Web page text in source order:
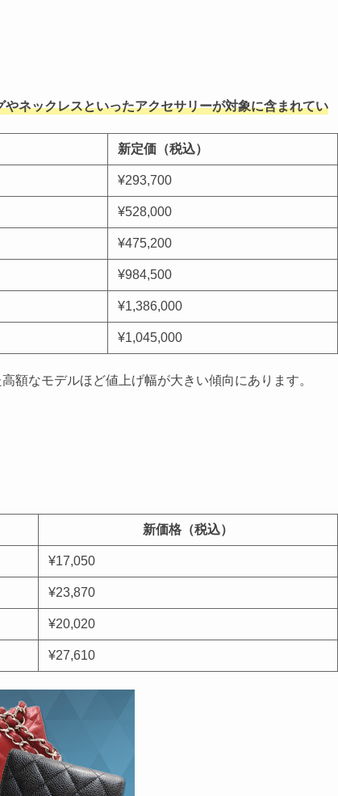
ネックレスといったアクセサリーが対象に含まれてい
新定価（税込）
¥293,700
¥528,000
¥475,200
¥984,500
¥1,386,000
¥1,045,000
額なモデルほど値上げ幅が大きい傾向にあります。
新価格（税込）
¥17,050
¥23,870
¥20,020
¥27,610